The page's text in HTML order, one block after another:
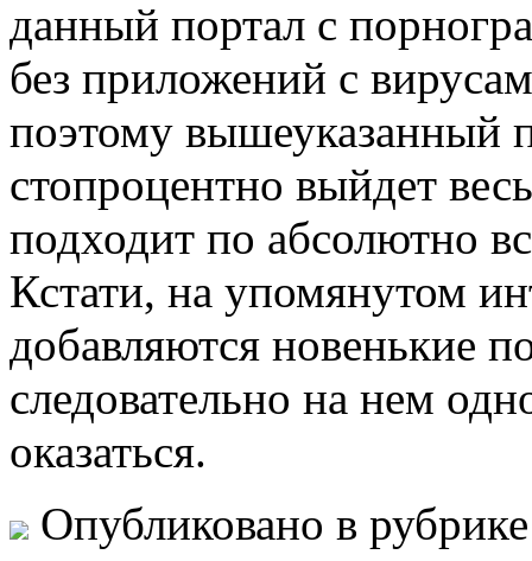
данный портал с
без приложений с
поэтому вышеуказанный
стопроцентно выйдет
подходит по абсолютно
Кстати, на упомянутом
добавляются новенькие
следовательно на нем
оказаться.
Опубликовано в